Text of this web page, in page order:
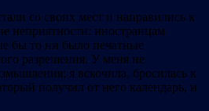
со своих мест и направились к
неприятности: иностранцам
бы то ни было печатные
разрешения. У меня не
я вскочила, бросилась к
получил от него календарь, и